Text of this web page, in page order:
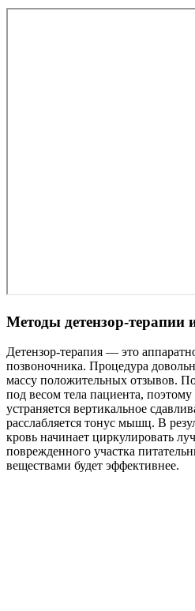
Методы детензор-терапии
Детензор-терапия — это
позвоночника. Процедура
массу положительных отзывов.
под весом тела пациента,
устраняется вертикальное
расслабляется тонус мышц. В
кровь начинает циркулировать
поврежденного участка
веществами будет эффективнее.